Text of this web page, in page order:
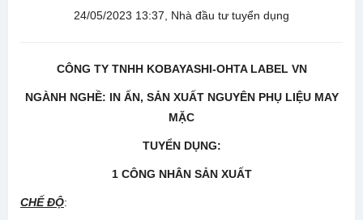
24/05/2023 13:37, Nhà đầu tư tuyển dụng
CÔNG TY TNHH KOBAYASHI-OHTA LABEL VN
NGÀNH NGHỀ: IN ẤN, SẢN XUẤT NGUYÊN PHỤ LIỆU MAY
MẶC
TUYỂN DỤNG:
1 CÔNG NHÂN SẢN XUẤT
CHẾ ĐỘ: